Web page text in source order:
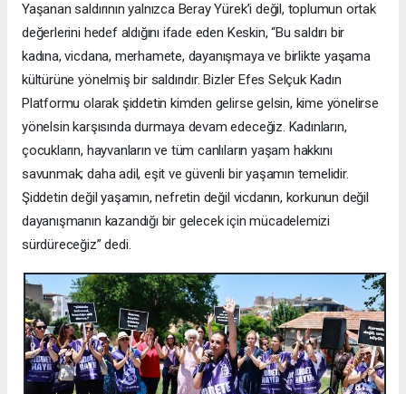
Yaşanan saldırının yalnızca Beray Yürek’i değil, toplumun ortak
değerlerini hedef aldığını ifade eden Keskin, “Bu saldırı bir
kadına, vicdana, merhamete, dayanışmaya ve birlikte yaşama
kültürüne yönelmiş bir saldırıdır. Bizler Efes Selçuk Kadın
Platformu olarak şiddetin kimden gelirse gelsin, kime yönelirse
yönelsin karşısında durmaya devam edeceğiz. Kadınların,
çocukların, hayvanların ve tüm canlıların yaşam hakkını
savunmak; daha adil, eşit ve güvenli bir yaşamın temelidir.
Şiddetin değil yaşamın, nefretin değil vicdanın, korkunun değil
dayanışmanın kazandığı bir gelecek için mücadelemizi
sürdüreceğiz” dedi.